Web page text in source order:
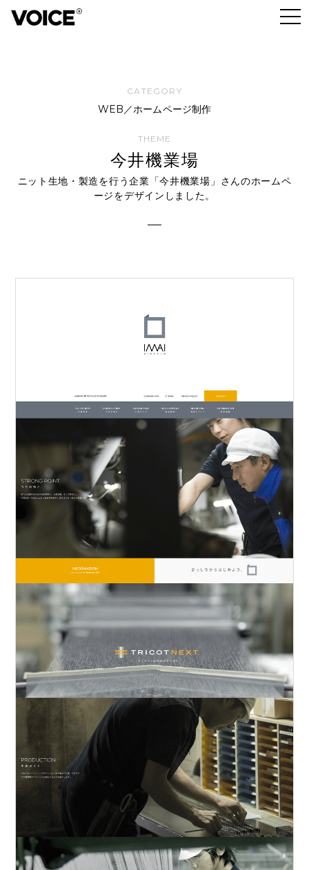
WEB／ホームページ制作
今井機業場
ニット生地・製造を行う企業「今井機業場」さんのホームペ
ージをデザインしました。